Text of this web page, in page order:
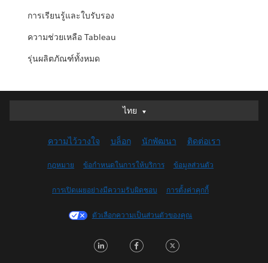
การเรียนรู้และใบรับรอง
ความช่วยเหลือ Tableau
รุ่นผลิตภัณฑ์ทั้งหมด
ไทย
Deutsch
English (US)
Español
Français (France)
Italiano
한국어
ความไว้วางใจ บล็อก นักพัฒนา ติดต่อเรา
กฎหมาย ข้อกำหนดในการให้บริการ ข้อมูลส่วนตัว
การเปิดเผยอย่างมีความรับผิดชอบ การตั้งค่าคุกกี้
ตัวเลือกความเป็นส่วนตัวของคุณ
LinkedInFacebook